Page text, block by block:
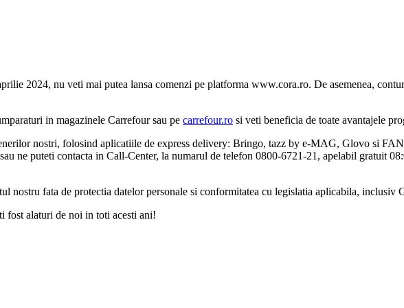
2024, nu veti mai putea lansa comenzi pe platforma www.cora.ro. De asemenea,
in magazinele Carrefour sau pe carrefour.ro si veti beneficia de toate avantajele
nostri, folosind aplicatiile de express delivery: Bringo, tazz by e-MAG, Glovo si
sau ne puteti contacta in Call-Center, la numarul de telefon 0800-6721-21, apelabil gratuit
nostru fata de protectia datelor personale si conformitatea cu legislatia aplicabila,
fost alaturi de noi in toti acesti ani!